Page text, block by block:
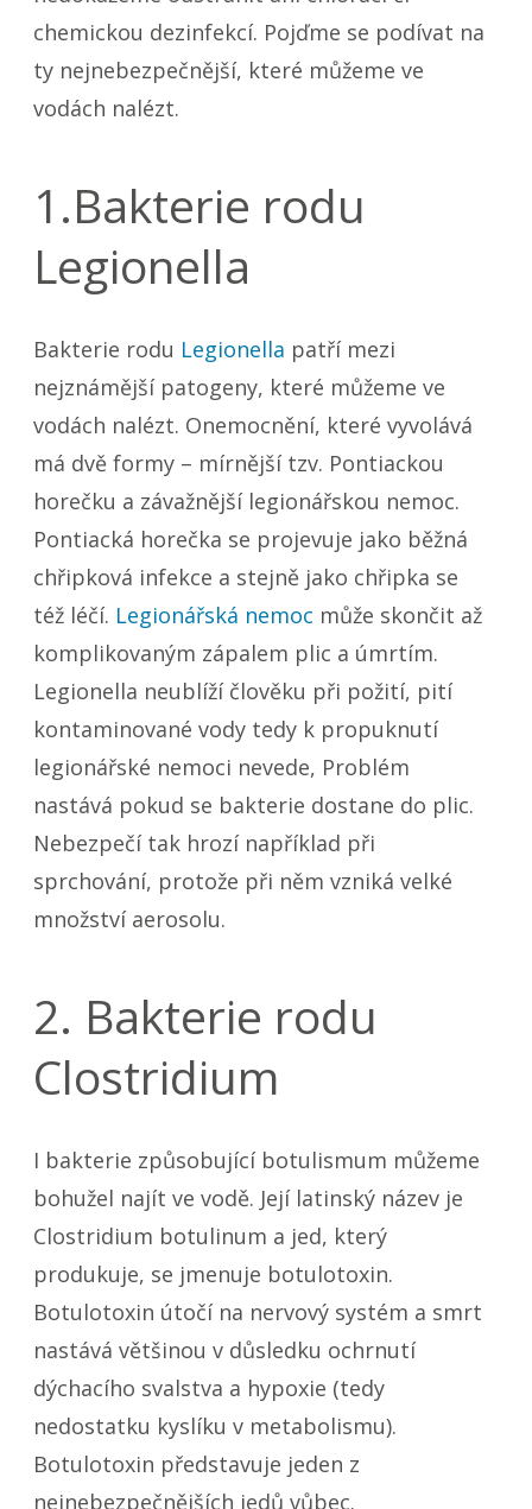
chemickou dezinfekcí. Pojďme se podívat na
ty nejnebezpečnější, které můžeme ve
vodách nalézt.
1.Bakterie rodu
Legionella
Bakterie rodu Legionella patří mezi
nejznámější patogeny, které můžeme ve
vodách nalézt. Onemocnění, které vyvolává
má dvě formy – mírnější tzv. Pontiackou
horečku a závažnější legionářskou nemoc.
Pontiacká horečka se projevuje jako běžná
chřipková infekce a stejně jako chřipka se
též léčí. Legionářská nemoc může skončit až
komplikovaným zápalem plic a úmrtím.
Legionella neublíží člověku při požití, pití
kontaminované vody tedy k propuknutí
legionářské nemoci nevede, Problém
nastává pokud se bakterie dostane do plic.
Nebezpečí tak hrozí například při
sprchování, protože při něm vzniká velké
množství aerosolu.
2. Bakterie rodu
Clostridium
I bakterie způsobující botulismum můžeme
bohužel najít ve vodě. Její latinský název je
Clostridium botulinum a jed, který
produkuje, se jmenuje botulotoxin.
Botulotoxin útočí na nervový systém a smrt
nastává většinou v důsledku ochrnutí
dýchacího svalstva a hypoxie (tedy
nedostatku kyslíku v metabolismu).
Botulotoxin představuje jeden z
nejnebezpečnějších jedů vůbec.